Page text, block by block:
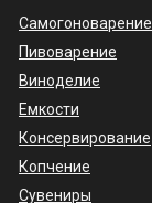
Самогоноварение
Пивоварение
Виноделие
Емкости
Консервирование
Копчение
Сувениры